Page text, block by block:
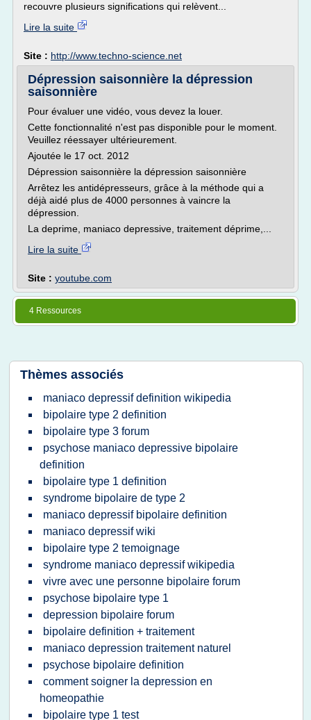
recouvre plusieurs significations qui relèvent...
Lire la suite
Site : http://www.techno-science.net
Dépression saisonnière la dépression
saisonnière
Pour évaluer une vidéo, vous devez la louer.
Cette fonctionnalité n'est pas disponible pour le moment.
Veuillez réessayer ultérieurement.
Ajoutée le 17 oct. 2012
Dépression saisonnière la dépression saisonnière
Arrêtez les antidépresseurs, grâce à la méthode qui a
déjà aidé plus de 4000 personnes à vaincre la
dépression.
La deprime, maniaco depressive, traitement déprime,...
Lire la suite
Site : youtube.com
4 Ressources
Thèmes associés
maniaco depressif definition wikipedia
bipolaire type 2 definition
bipolaire type 3 forum
psychose maniaco depressive bipolaire
definition
bipolaire type 1 definition
syndrome bipolaire de type 2
maniaco depressif bipolaire definition
maniaco depressif wiki
bipolaire type 2 temoignage
syndrome maniaco depressif wikipedia
vivre avec une personne bipolaire forum
psychose bipolaire type 1
depression bipolaire forum
bipolaire definition + traitement
maniaco depression traitement naturel
psychose bipolaire definition
comment soigner la depression en
homeopathie
bipolaire type 1 test